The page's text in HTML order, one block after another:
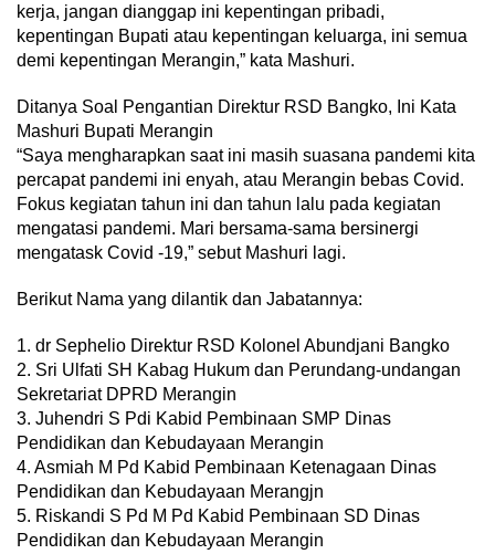
kerja, jangan dianggap ini kepentingan pribadi,
kepentingan Bupati atau kepentingan keluarga, ini semua
demi kepentingan Merangin,” kata Mashuri.
Ditanya Soal Pengantian Direktur RSD Bangko, Ini Kata
Mashuri Bupati Merangin
“Saya mengharapkan saat ini masih suasana pandemi kita
percapat pandemi ini enyah, atau Merangin bebas Covid.
Fokus kegiatan tahun ini dan tahun lalu pada kegiatan
mengatasi pandemi. Mari bersama-sama bersinergi
mengatask Covid -19,” sebut Mashuri lagi.
Berikut Nama yang dilantik dan Jabatannya:
1. dr Sephelio Direktur RSD Kolonel Abundjani Bangko
2. Sri Ulfati SH Kabag Hukum dan Perundang-undangan
Sekretariat DPRD Merangin
3. Juhendri S Pdi Kabid Pembinaan SMP Dinas
Pendidikan dan Kebudayaan Merangin
4. Asmiah M Pd Kabid Pembinaan Ketenagaan Dinas
Pendidikan dan Kebudayaan Merangjn
5. Riskandi S Pd M Pd Kabid Pembinaan SD Dinas
Pendidikan dan Kebudayaan Merangin